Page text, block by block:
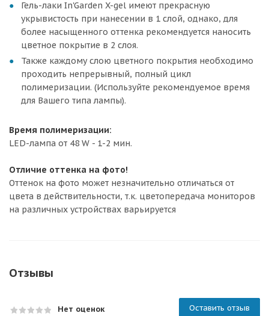
Гель-лаки In'Garden X-gel имеют прекрасную
укрывистость при нанесении в 1 слой, однако, для
более насыщенного оттенка рекомендуется наносить
цветное покрытие в 2 слоя.
Также каждому слою цветного покрытия необходимо
проходить непрерывный, полный цикл
полимеризации. (Используйте рекомендуемое время
для Вашего типа лампы).
Время полимеризации:
LED-лампа от 48 W - 1-2 мин.
Отличие оттенка на фото!
Оттенок на фото может незначительно отличаться от
цвета в действительности, т.к. цветопередача мониторов
на различных устройствах варьируется
Отзывы
Нет оценок Оставить отзыв